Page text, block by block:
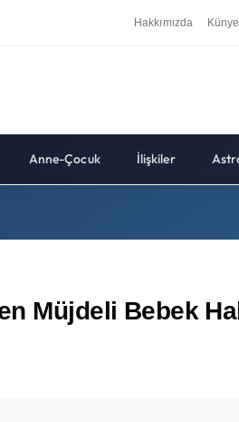
Hakkımızda Künye
Anne-Çocuk İlişkiler
Müjdeli Bebek